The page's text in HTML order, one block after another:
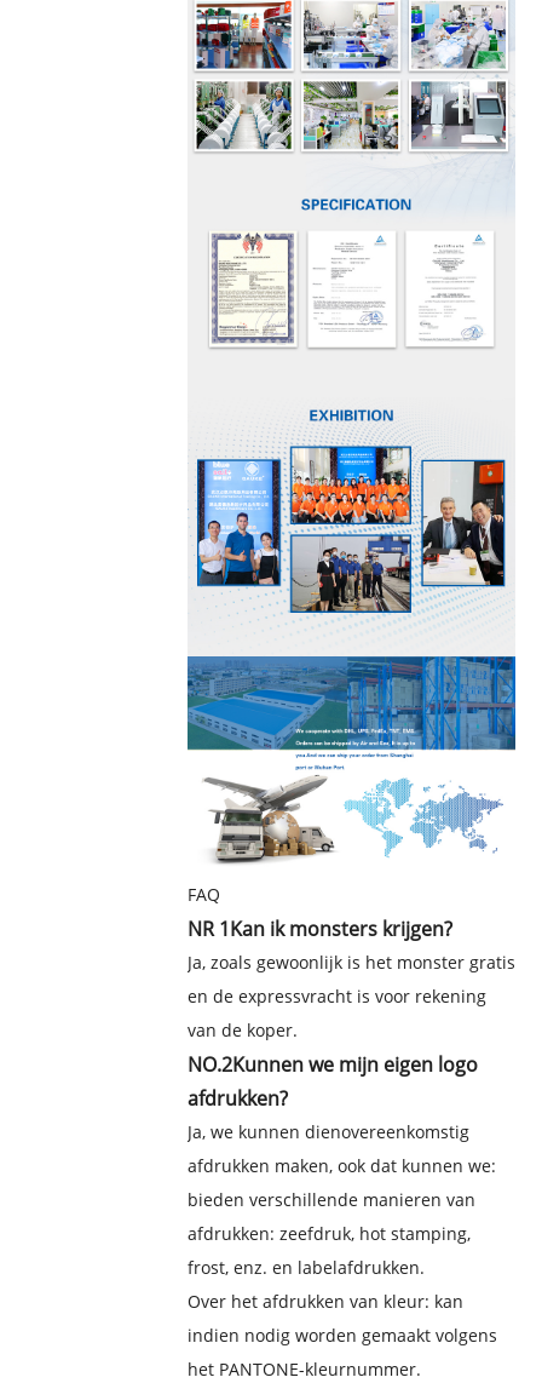
FAQ
NR 1Kan ik monsters krijgen?
Ja, zoals gewoonlijk is het monster gratis
en de expressvracht is voor rekening
van de koper.
NO.2Kunnen we mijn eigen logo
afdrukken?
Ja, we kunnen dienovereenkomstig
afdrukken maken, ook dat kunnen we:
bieden verschillende manieren van
afdrukken: zeefdruk, hot stamping,
frost, enz. en labelafdrukken.
Over het afdrukken van kleur: kan
indien nodig worden gemaakt volgens
het PANTONE-kleurnummer.